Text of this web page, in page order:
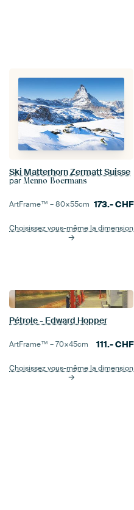
Ski Matterhorn Zermatt Suisse
par Menno Boermans
ArtFrame™ –80×55cm 173.-CHF
Choisissez vous-même la dimension
Pétrole - Edward Hopper
ArtFrame™ –70×45cm 111.-CHF
Choisissez vous-même la dimension